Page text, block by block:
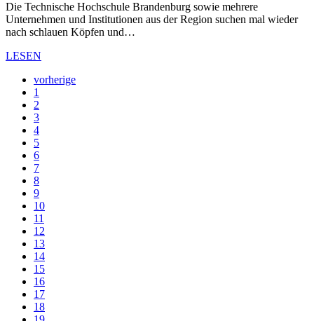
Die Technische Hochschule Brandenburg sowie mehrere
Unternehmen und Institutionen aus der Region suchen mal wieder
nach schlauen Köpfen und…
LESEN
vorherige
1
2
3
4
5
6
7
8
9
10
11
12
13
14
15
16
17
18